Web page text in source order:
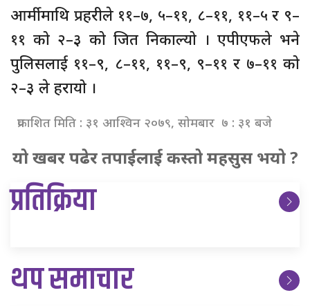
आर्मीमाथि प्रहरीले ११–७, ५–११, ८–११, ११–५ र ९–
११ को २–३ को जित निकाल्यो । एपीएफले भने
पुलिसलाई ११–९, ८–११, ११–९, ९–११ र ७–११ को
२–३ ले हरायो ।
प्रकाशित मिति : ३१ आश्विन २०७९, सोमबार ७ : ३१ बजे
यो खबर पढेर तपाईलाई कस्तो महसुस भयो ?
प्रतिक्रिया
थप समाचार